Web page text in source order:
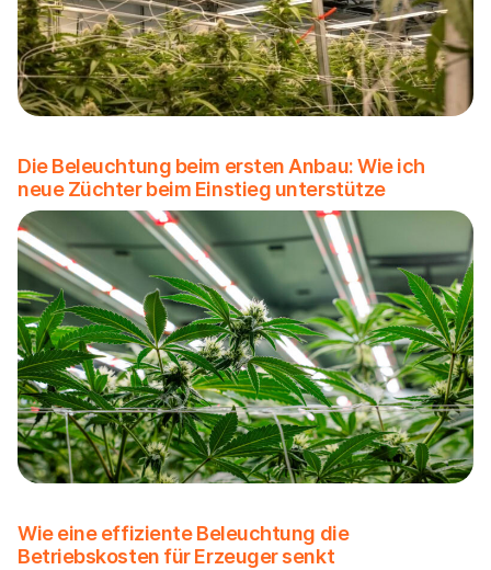
Die Beleuchtung beim ersten Anbau: Wie ich
neue Züchter beim Einstieg unterstütze
Wie eine effiziente Beleuchtung die
Betriebskosten für Erzeuger senkt